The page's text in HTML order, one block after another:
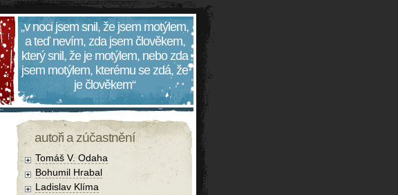
„v noci jsem snil, že jsem motýlem,
a teď nevím, zda jsem člověkem,
který snil, že je motýlem, nebo zda
jsem motýlem, kterému se zdá, že
je člověkem“
autoři a zúčastnění
Tomáš V. Odaha
Bohumil Hrabal
Ladislav Klíma